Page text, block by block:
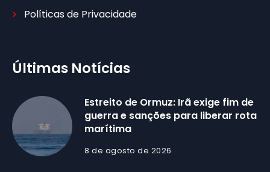
Políticas de Privacidade
Últimas Notícias
Estreito de Ormuz: Irã exige fim de
guerra e sanções para liberar rota
marítima
8 de agosto de 2026